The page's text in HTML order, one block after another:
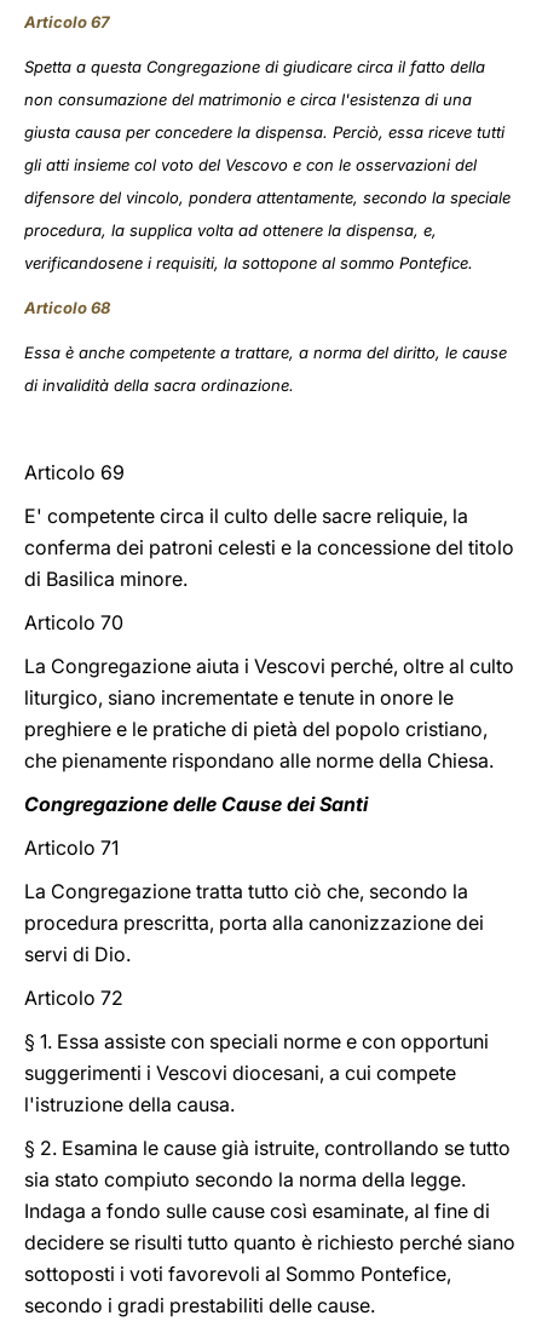
Articolo 67
Spetta a questa Congregazione di giudicare circa il fatto della
non consumazione del matrimonio e circa l'esistenza di una
giusta causa per concedere la dispensa. Perciò, essa riceve tutti
gli atti insieme col voto del Vescovo e con le osservazioni del
difensore del vincolo, pondera attentamente, secondo la speciale
procedura, la supplica volta ad ottenere la dispensa, e,
verificandosene i requisiti, la sottopone al sommo Pontefice.
Articolo 68
Essa è anche competente a trattare, a norma del diritto, le cause
di invalidità della sacra ordinazione.
Articolo 69
E' competente circa il culto delle sacre reliquie, la
conferma dei patroni celesti e la concessione del titolo
di Basilica minore.
Articolo 70
La Congregazione aiuta i Vescovi perché, oltre al culto
liturgico, siano incrementate e tenute in onore le
preghiere e le pratiche di pietà del popolo cristiano,
che pienamente rispondano alle norme della Chiesa.
Congregazione delle Cause dei Santi
Articolo 71
La Congregazione tratta tutto ciò che, secondo la
procedura prescritta, porta alla canonizzazione dei
servi di Dio.
Articolo 72
§ 1. Essa assiste con speciali norme e con opportuni
suggerimenti i Vescovi diocesani, a cui compete
l'istruzione della causa.
§ 2. Esamina le cause già istruite, controllando se tutto
sia stato compiuto secondo la norma della legge.
Indaga a fondo sulle cause così esaminate, al fine di
decidere se risulti tutto quanto è richiesto perché siano
sottoposti i voti favorevoli al Sommo Pontefice,
secondo i gradi prestabiliti delle cause.